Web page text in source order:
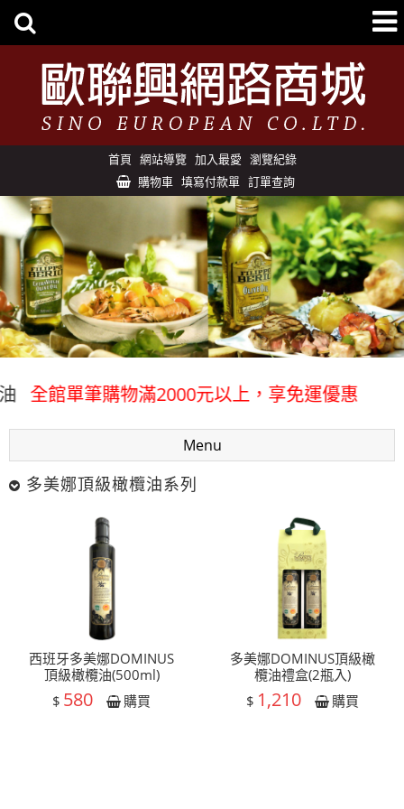
首頁 網站導覽 加入最愛 瀏覽紀錄
購物車 填寫付款單 訂單查詢
全館單筆購物滿2000元以上，享免運優惠
Menu
多美娜頂級橄欖油系列
西班牙多美娜DOMINUS
頂級橄欖油(500ml)
$ 580 購買
多美娜DOMINUS頂級橄
欖油禮盒(2瓶入)
$ 1,210 購買